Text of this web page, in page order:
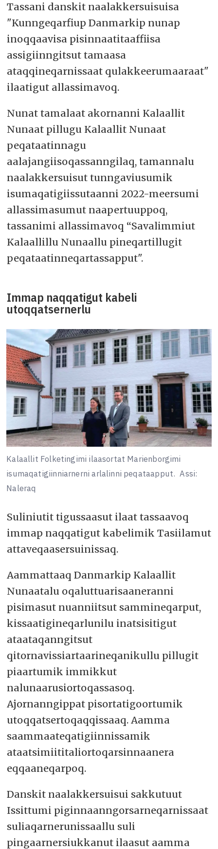
Tassani danskit naalakkersuisuisa
"Kunngeqarfiup Danmarkip nunap
inoqqaavisa pisinnaatitaaffiisa
assigiinngitsut tamaasa
ataqqineqarnissaat qulakkeerumaaraat"
ilaatigut allassimavoq.
Nunat tamalaat akornanni Kalaallit
Nunaat pillugu Kalaallit Nunaat
peqataatinnagu
aalajangiisoqassanngilaq, tamannalu
naalakkersuisut tunngaviusumik
isumaqatigiissutaanni 2022-meersumi
allassimasumut naapertuuppoq,
tassanimi allassimavoq “Savalimmiut
Kalaallillu Nunaallu pineqartillugit
peqataatinneqartassapput".
Immap naqqatigut kabeli
utoqqatsernerlu
Kalaallit Folketingimi ilaasortat Marienborgimi
isumaqatigiinniarnerni arlalinni peqataapput. Assi:
Naleraq
Suliniutit tigussaasut ilaat tassaavoq
immap naqqatigut kabelimik Tasiilamut
attaveqaasersuinissaq.
Aammattaaq Danmarkip Kalaallit
Nunaatalu oqaluttuarisaaneranni
pisimasut nuanniitsut sammineqarput,
kissaatigineqarlunilu inatsisitigut
ataataqanngitsut
qitornavissiartaarineqanikullu pillugit
piaartumik immikkut
nalunaarusiortoqassasoq.
Ajornanngippat pisortatigoortumik
utoqqatsertoqaqqissaaq. Aamma
saammaateqatigiinnissamik
ataatsimiititaliortoqarsinnaanera
eqqaaneqarpoq.
Danskit naalakkersuisui sakkutuut
Issittumi piginnaanngorsarneqarnissaat
suliaqarnerunissaallu suli
pingaarnersiukkanut ilaasut aamma